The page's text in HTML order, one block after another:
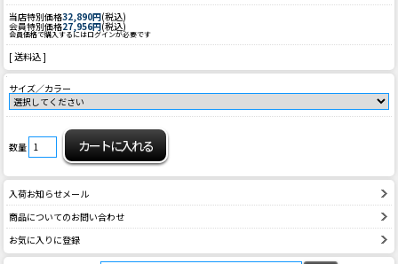
当店特別価格32,890円(税込)
会員特別価格27,956円(税込)
会員価格で購入するにはログインが必要です
[ 送料込 ]
サイズ／カラー
数量
入荷お知らせメール
商品についてのお問い合わせ
お気に入りに登録